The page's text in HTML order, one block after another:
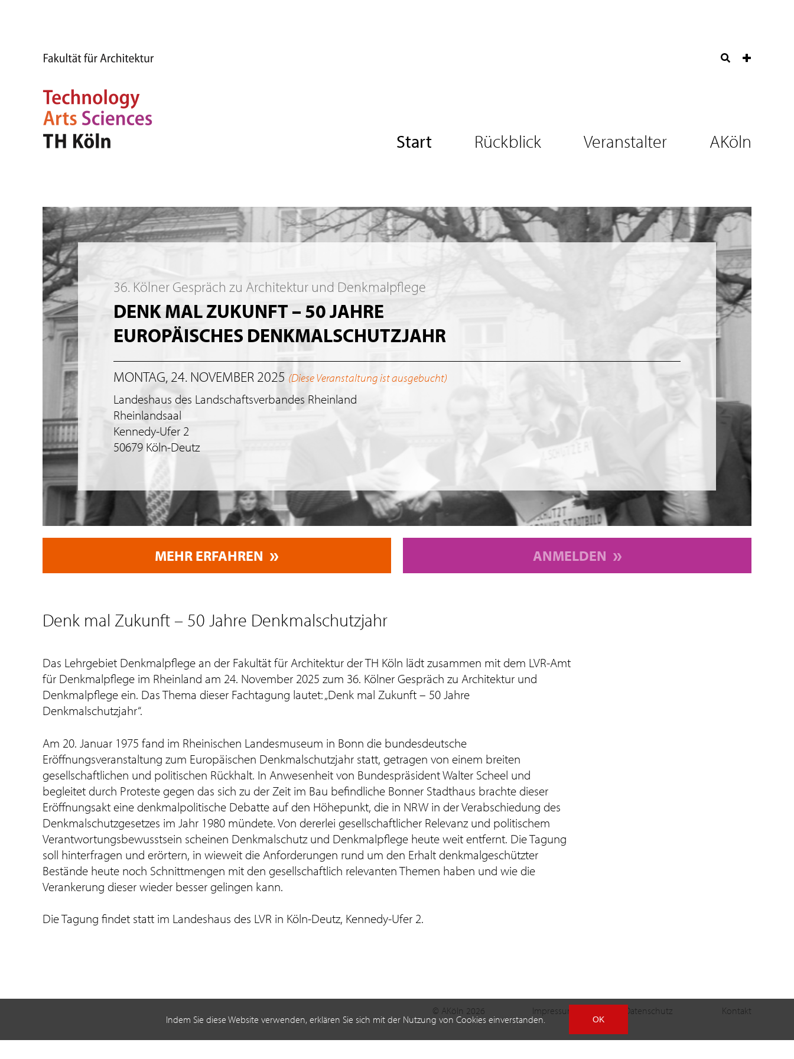
Indem Sie diese Website verwenden, erklären Sie sich mit der Nutzung von Cookies einverstanden. OK
Start Rückblick Veranstalter AKöln
36. Kölner Gespräch zu Architektur und Denkmalpflege
DENK MAL ZUKUNFT – 50 JAHRE
EUROPÄISCHES DENKMALSCHUTZJAHR
MONTAG, 24. NOVEMBER 2025 (Diese Veranstaltung ist ausgebucht)
Landeshaus des Landschaftsverbandes Rheinland
Rheinlandsaal
Kennedy-Ufer 2
50679 Köln-Deutz
MEHR ERFAHREN ANMELDEN
Denk mal Zukunft – 50 Jahre Denkmalschutzjahr
Das Lehrgebiet Denkmalpflege an der Fakultät für Architektur der TH Köln lädt zusammen mit dem LVR-Amt
für Denkmalpflege im Rheinland am 24. November 2025 zum 36. Kölner Gespräch zu Architektur und
Denkmalpflege ein. Das Thema dieser Fachtagung lautet: „Denk mal Zukunft – 50 Jahre
Denkmalschutzjahr“.
Am 20. Januar 1975 fand im Rheinischen Landesmuseum in Bonn die bundesdeutsche
Eröffnungsveranstaltung zum Europäischen Denkmalschutzjahr statt, getragen von einem breiten
gesellschaftlichen und politischen Rückhalt. In Anwesenheit von Bundespräsident Walter Scheel und
begleitet durch Proteste gegen das sich zu der Zeit im Bau befindliche Bonner Stadthaus brachte dieser
Eröffnungsakt eine denkmalpolitische Debatte auf den Höhepunkt, die in NRW in der Verabschiedung des
Denkmalschutzgesetzes im Jahr 1980 mündete. Von dererlei gesellschaftlicher Relevanz und politischem
Verantwortungsbewusstsein scheinen Denkmalschutz und Denkmalpflege heute weit entfernt. Die Tagung
soll hinterfragen und erörtern, in wieweit die Anforderungen rund um den Erhalt denkmalgeschützter
Bestände heute noch Schnittmengen mit den gesellschaftlich relevanten Themen haben und wie die
Verankerung dieser wieder besser gelingen kann.
Die Tagung findet statt im Landeshaus des LVR in Köln-Deutz, Kennedy-Ufer 2.
© AKöln 2026 Impressum Datenschutz Kontakt